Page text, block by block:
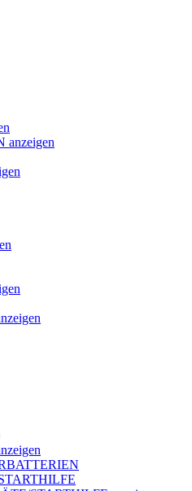
anzeigen